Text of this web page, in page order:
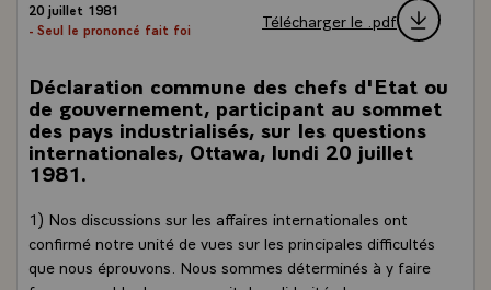
20 juillet 1981
- Seul le prononcé fait foi
Télécharger le .pdf
Déclaration commune des chefs d'Etat ou
de gouvernement, participant au sommet
des pays industrialisés, sur les questions
internationales, Ottawa, lundi 20 juillet
1981.
1) Nos discussions sur les affaires internationales ont
confirmé notre unité de vues sur les principales difficultés
que nous éprouvons. Nous sommes déterminés à y faire